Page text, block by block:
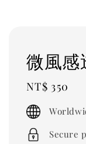
微風感
Regular
price
NT$ 350
Secure